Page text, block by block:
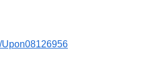
Upon08126956